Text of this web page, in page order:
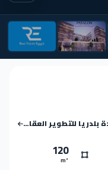
مول باراجون 2 العاصمة الإدارية الجديدة بلدريا للتطوير العقاري – Paragon 2 Mall New Capital
120
m²